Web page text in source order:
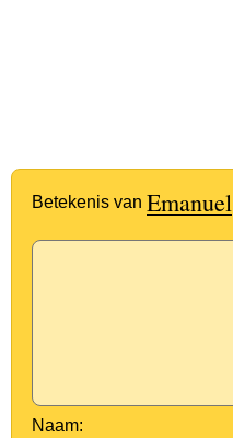
Betekenis van Emanuel
Naam: